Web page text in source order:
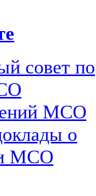
совет по
МСО
о
МСО